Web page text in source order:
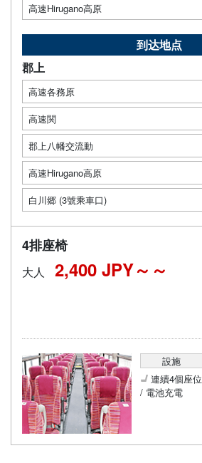
高速Hirugano高原
到达地点
郡上
高速各務原
高速関
郡上八幡交流動
高速Hirugano高原
白川郷 (3號乘車口)
4排座椅
大人 2,400 JPY～
設施
連續4個座位
/ 電池充電